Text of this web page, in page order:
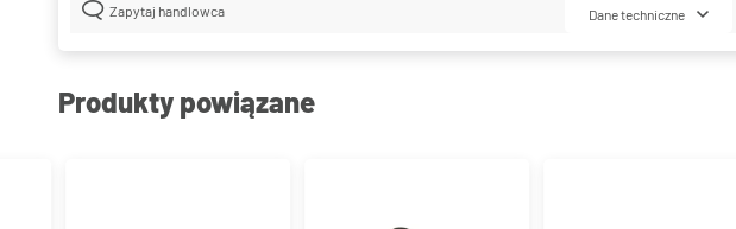
Zapytaj handlowca Dane techniczne
Produkty powiązane